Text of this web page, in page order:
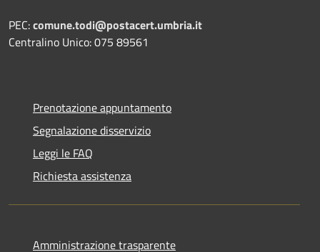
PEC:comune.todi@postacert.umbria.it
Centralino Unico: 075 89561
Prenotazione appuntamento
Segnalazione disservizio
Leggi le FAQ
Richiesta assistenza
Amministrazione trasparente